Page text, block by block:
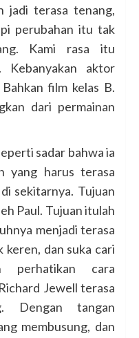
jadi terasa tenang,
perubahan itu tak
Kami rasa itu
Kebanyakan aktor
film kelas B.
dari permainan
sadar bahwa ia
yang harus terasa
sekitarnya. Tujuan
Paul. Tujuan itulah
menjadi terasa
keren, dan suka cari
perhatikan cara
Jewell terasa
Dengan tangan
membusung, dan